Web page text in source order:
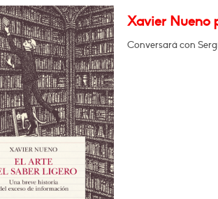
Xavier Nueno
Conversará con